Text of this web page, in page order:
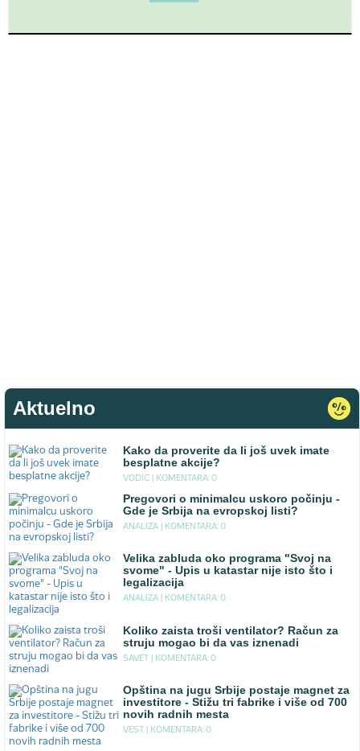
Aktuelno
Kako da proverite da li još uvek imate
besplatne akcije?
VODIC | KOMENTARA: 0
Pregovori o minimalcu uskoro počinju -
Gde je Srbija na evropskoj listi?
ANALIZA | KOMENTARA: 0
Velika zabluda oko programa "Svoj na
svome" - Upis u katastar nije isto što i
legalizacija
ANALIZA | KOMENTARA: 0
Koliko zaista troši ventilator? Račun za
struju mogao bi da vas iznenadi
SAVET | KOMENTARA: 0
Opština na jugu Srbije postaje magnet za
investitore - Stižu tri fabrike i više od 700
novih radnih mesta
VEST | KOMENTARA: 0